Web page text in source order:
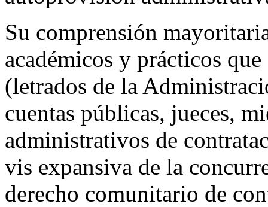
Su comprensión
académicos y prácticos que
(letrados de la
cuentas públicas, jueces,
administrativos de
vis expansiva de la
derecho comunitario de